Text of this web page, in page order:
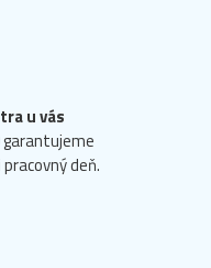
u vás
garantujeme
deň.